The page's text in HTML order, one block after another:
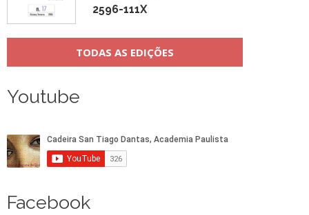
2596-111X
TODAS AS EDIÇÕES
Youtube
Facebook